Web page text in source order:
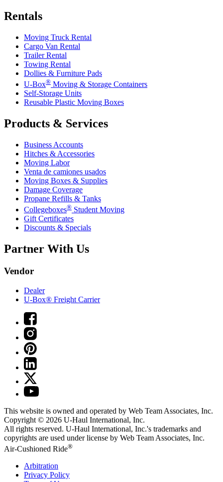
Rentals
Moving Truck Rental
Cargo Van Rental
Trailer Rental
Towing Rental
Dollies & Furniture Pads
U-Box® Moving & Storage Containers
Self-Storage Units
Reusable Plastic Moving Boxes
Products & Services
Business Accounts
Hitches & Accessories
Moving Labor
Venta de camiones usados
Moving Boxes & Supplies
Damage Coverage
Propane Refills & Tanks
Collegeboxes® Student Moving
Gift Certificates
Discounts & Specials
Partner With Us
Vendor
Dealer
U-Box® Freight Carrier
This website is owned and operated by Web Team Associates, Inc.
Copyright © 2026 U-Haul International, Inc.
All rights reserved. U-Haul International, Inc.'s trademarks and
copyrights are used under license by Web Team Associates, Inc.
Air-Cushioned Ride®
Arbitration
Privacy Policy